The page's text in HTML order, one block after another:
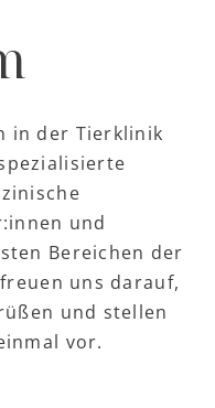
in der Tierklinik
und
Bereichen der
uns darauf,
und stellen
vor.